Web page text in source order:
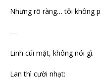
Nhưng rõ ràng… tôi không
—
Linh cúi mặt, không nói gì.
Lan thì cười nhạt: